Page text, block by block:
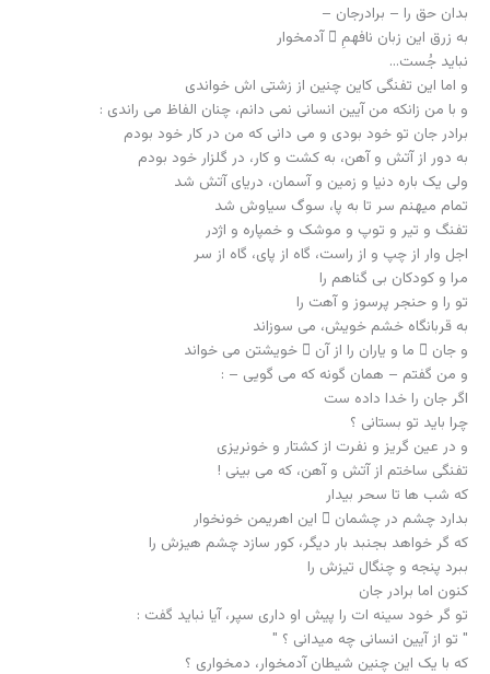
و در عین گریز و نفرت از کشتار و خونریزی
تفنگی ساختم از آتش و آهن، که می بینی !
که شب ها تا سحر بیدار
بدارد چشم در چشمان ِ این اهریمن خونخوار
که گر خواهد بجنبد بار دیگر، کور سازد چشم هیزش را
ببرد پنجه و چنگال تیزش را
کنون اما برادر جان
تو گر خود سینه ات را پیش او داری سپر، آیا نباید گفت :
" تو از آیین انسانی چه میدانی ؟ "
که با یک این چنین شیطان آدمخوار، دمخواری ؟
چگونه باورت دارم که این سان باورش داری ؟
نشسته با چنین دیوی، فراز تلی از نعش هزاران کودک غزه
و با آن لحن شورانگیز و با مزه
برایم شعر می خوانی : ((تفنگت را زمین بگذار)) ! ؟
تفنگم را برادرجان اگر یک دم به روی خاک بگذارم
زمینِ میهنت را دیو خواهد خورد
و ذره ذره خاکش را به باد خشم خواهد برد.
تفنگ من برادر جان چه می دانی برای چیست ؟
برای جاودانه ماندن میهن
برای آن که دیگر بار اهریمن
اگر خواهد خلیج فارس را سازد به خون کودکانم سرخ
حسابش را به تیغ تیر بسپارم
به چنگالش رد شمشیر بگذارم
کنون اما برادر جان
تو گر خود سینه ات را پیش او داری سپر، آیا نباید گفت :
" تو از آیین انسانی چه میدانی که با این دیو آدمخوار دمخواری ؟ "
مبادا جادویت کرده ست و " نیمه خواب و هشیاری " ؟
که این سان محفلش با ساز ِحنجرگرم می داری !